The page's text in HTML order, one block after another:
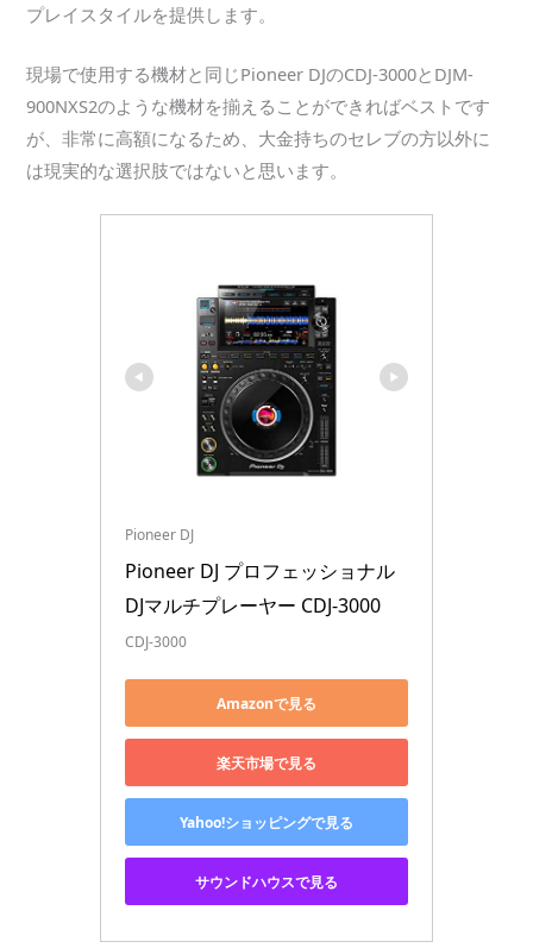
プレイスタイルを提供します。
現場で使用する機材と同じPioneer DJのCDJ-3000とDJM-
900NXS2のような機材を揃えることができればベストです
が、非常に高額になるため、大金持ちのセレブの方以外に
は現実的な選択肢ではないと思います。
Pioneer DJ
Pioneer DJ プロフェッショナル
DJマルチプレーヤー CDJ-3000
CDJ-3000
Amazonで見る
楽天市場で見る
Yahoo!ショッピングで見る
サウンドハウスで見る